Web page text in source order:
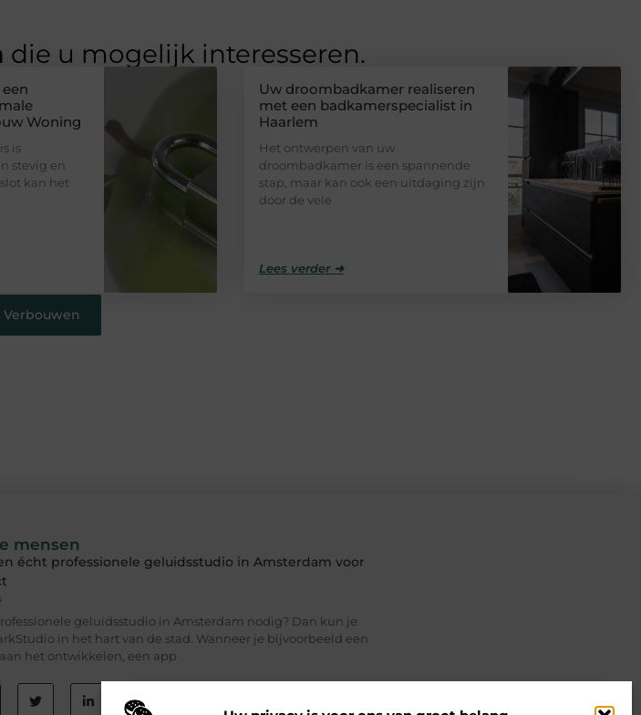
die u mogelijk interesseren.
Woning
is
stevig en
kan het
Uw droombadkamer realiseren
met een badkamerspecialist in
Haarlem
Het ontwerpen van uw
droombadkamer is een spannende
stap, maar kan ook een uitdaging zijn
door de vele
Lees verder ➜
Verbouwen
mensen
écht professionele geluidsstudio in Amsterdam voor
geluidsstudio in Amsterdam nodig? Dan kun je
in het hart van de stad. Wanneer je bijvoorbeeld een
het ontwikkelen, een app